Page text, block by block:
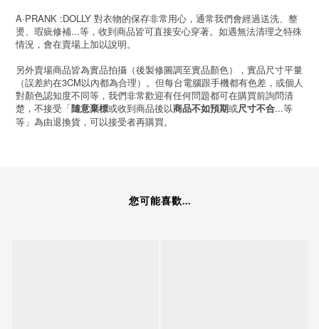
A·PRANK :DOLLY 對衣物的保存非常用心，通常我們會經過送洗、整
燙、瑕疵修補...等，收到商品皆可直接安心穿著。如遇無法清理之特殊
情況，會在賣場上加以說明。
另外賣場商品皆為實品拍攝（後製修圖調至實品顏色），實品尺寸平量
（誤差約在3CM以內都為合理）。但每台電腦跟手機都有色差，或個人
對顏色認知度不同等，我們非常歡迎有任何問題都可在購買前詢問清
楚，不接受「隨意棄標或收到商品後以商品不如預期或尺寸不合...等
等」為由退換貨，可以接受者再購買。
您可能喜歡...